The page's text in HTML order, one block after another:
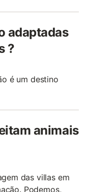
adaptadas
?
é um destino
animais
das villas em
Podemos,